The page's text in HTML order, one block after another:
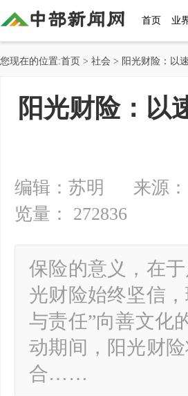
首页 业
您现在的位置:首页 > 社会 > 阳光财险：以
阳光财险：以
编辑：苏明 来源：
览量： 272836
保险的意义，在
光财险始终坚信
与责任”向善文化
动期间，阳光财
合……